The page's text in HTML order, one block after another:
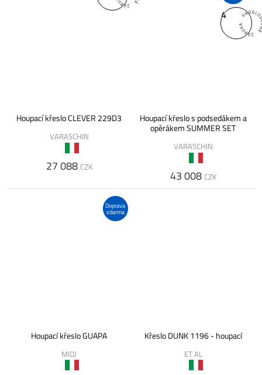
Houpací křeslo CLEVER 229D3
VARASCHIN
27 088 CZK
4
Houpací křeslo s podsedákem a
opěrákem SUMMER SET
VARASCHIN
43 008 CZK
Doprava
zdarma
Houpací křeslo GUAPA
MIDJ
Křeslo DUNK 1196 - houpací
ET AL